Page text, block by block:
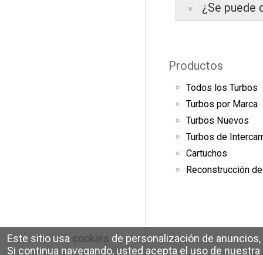
Los plazos
3 años de
2 años de
Todas nuestras
información.
Te enviaremos
localizar tu
¿Se puede
Condiciones:
El producto
Debe
Productos
Todos los Turbos
Turbos por Marca
Turbos Nuevos
Turbos de
Cartuchos
Reconstrucción
Este sitio usa cookies de personalización de
Si continua navegando, usted acepta el uso de nuestra